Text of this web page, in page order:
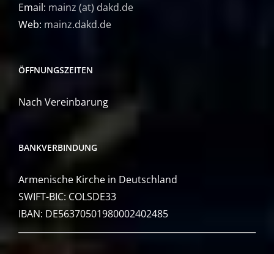
Email: mainz (at) dakd.de
Web: mainz.dakd.de
ÖFFNUNGSZEITEN
Nach Vereinbarung
BANKVERBINDUNG
Armenische Kirche in Deutschland
SWIFT-BIC: COLSDE33
IBAN: DE56370501980002402485